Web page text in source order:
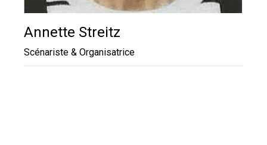
Annette Streitz
Scénariste & Organisatrice